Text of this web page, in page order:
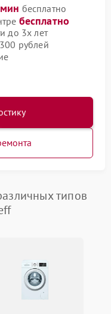
бесплатно
бесплатно
до 3х лет
рублей
типов